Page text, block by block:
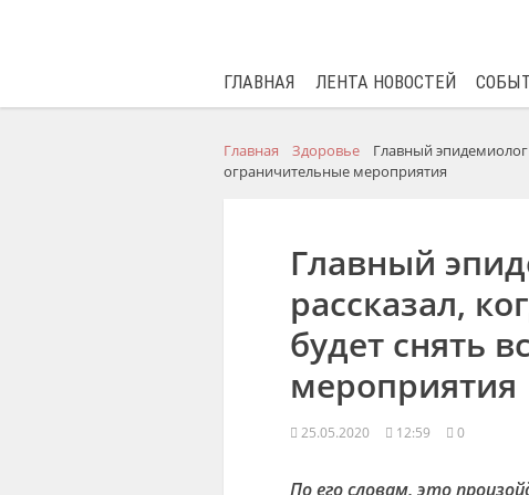
ГЛАВНАЯ ЛЕНТА НОВОСТЕЙ
Главная Здоровье
Главный эпидемиолог
ограничительные мероприятия
Главный
рассказал,
будет снять
мероприятия
25.05.2020 12:59 0
По его словам, это